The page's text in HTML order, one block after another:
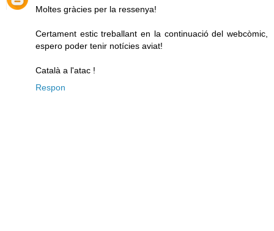
Moltes gràcies per la ressenya!
Certament estic treballant en la continuació del webcòmic,
espero poder tenir notícies aviat!
Català a l'atac !
Respon